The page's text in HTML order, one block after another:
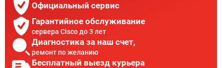
Официальный сервис
Гарантийное обслуживание
сервера Cisco до 3 лет
Диагностика за наш счет,
ремонт по желанию
Бесплатный выезд курьера